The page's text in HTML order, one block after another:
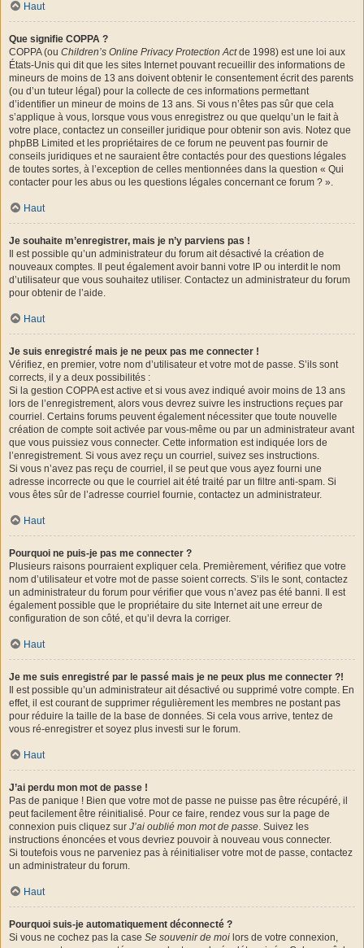
Haut
Que signifie COPPA ?
COPPA (ou Children’s Online Privacy Protection Actde 1998) est une loi aux
États-Unis qui dit que les sites Internet pouvant recueillir des informations de
mineurs de moins de 13 ans doivent obtenir le consentement écrit des parents
(ou d’un tuteur légal) pour la collecte de ces informations permettant
d’identifier un mineur de moins de 13 ans. Si vous n’êtes pas sûr que cela
s’applique à vous, lorsque vous vous enregistrez ou que quelqu’un le fait à
votre place, contactez un conseiller juridique pour obtenir son avis. Notez que
phpBB Limited et les propriétaires de ce forum ne peuvent pas fournir de
conseils juridiques et ne sauraient être contactés pour des questions légales
de toutes sortes, à l’exception de celles mentionnées dans la question « Qui
contacter pour les abus ou les questions légales concernant ce forum ? ».
Haut
Je souhaite m’enregistrer, mais je n’y parviens pas !
Il est possible qu’un administrateur du forum ait désactivé la création de
nouveaux comptes. Il peut également avoir banni votre IP ou interdit le nom
d’utilisateur que vous souhaitez utiliser. Contactez un administrateur du forum
pour obtenir de l’aide.
Haut
Je suis enregistré mais je ne peux pas me connecter !
Vérifiez, en premier, votre nom d’utilisateur et votre mot de passe. S’ils sont
corrects, il y a deux possibilités :
Si la gestion COPPA est active et si vous avez indiqué avoir moins de 13 ans
lors de l’enregistrement, alors vous devrez suivre les instructions reçues par
courriel. Certains forums peuvent également nécessiter que toute nouvelle
création de compte soit activée par vous-même ou par un administrateur avant
que vous puissiez vous connecter. Cette information est indiquée lors de
l’enregistrement. Si vous avez reçu un courriel, suivez ses instructions.
Si vous n’avez pas reçu de courriel, il se peut que vous ayez fourni une
adresse incorrecte ou que le courriel ait été traité par un filtre anti-spam. Si
vous êtes sûr de l’adresse courriel fournie, contactez un administrateur.
Haut
Pourquoi ne puis-je pas me connecter ?
Plusieurs raisons pourraient expliquer cela. Premièrement, vérifiez que votre
nom d’utilisateur et votre mot de passe soient corrects. S’ils le sont, contactez
un administrateur du forum pour vérifier que vous n’avez pas été banni. Il est
également possible que le propriétaire du site Internet ait une erreur de
configuration de son côté, et qu’il devra la corriger.
Haut
Je me suis enregistré par le passé mais je ne peux plus me connecter ?!
Il est possible qu’un administrateur ait désactivé ou supprimé votre compte. En
effet, il est courant de supprimer régulièrement les membres ne postant pas
pour réduire la taille de la base de données. Si cela vous arrive, tentez de
vous ré-enregistrer et soyez plus investi sur le forum.
Haut
J’ai perdu mon mot de passe !
Pas de panique ! Bien que votre mot de passe ne puisse pas être récupéré, il
peut facilement être réinitialisé. Pour ce faire, rendez vous sur la page de
connexion puis cliquez sur J’ai oublié mon mot de passe. Suivez les
instructions énoncées et vous devriez pouvoir à nouveau vous connecter.
Si toutefois vous ne parveniez pas à réinitialiser votre mot de passe, contactez
un administrateur du forum.
Haut
Pourquoi suis-je automatiquement déconnecté ?
Si vous ne cochez pas la case Se souvenir de moi lors de votre connexion,